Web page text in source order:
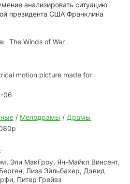
анализировать ситуацию
президента США Франклина
The Winds of War
motion picture made for
06
/ Мелодрамы / Драмы
Эли МакГроу, Ян-Майкл Винсент,
Лиза Эйльбахер, Дэвид
Питер Грейвз